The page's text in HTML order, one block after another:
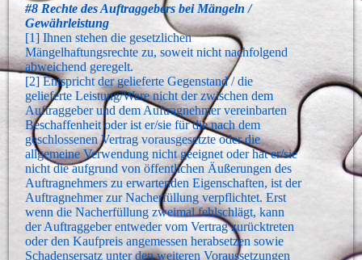
#8 Rechte des Auftraggebers bei Mängeln /
Gewährleistung
[1] Ihnen stehen die gesetzlichen
Mängelhaftungsrechte zu, soweit nicht nachfolgend
abweichend geregelt.
[2] Entspricht der gelieferte Gegenstand / die
gelieferte Leistung/Ware nicht der zwischen dem
Auftraggeber und dem Auftragnehmer vereinbarten
Beschaffenheit oder ist er/sie für die nach dem
geschlossenen Vertrag vorausgesetzte oder die
allgemeine Verwendung nicht geeignet oder hat er/sie
nicht die aufgrund von öffentlichen Äußerungen des
Auftragnehmers zu erwartenden Eigenschaften, ist der
Auftragnehmer zur Nacherfüllung verpflichtet. Erst
wenn die Nacherfüllung zweimal fehlschlägt, kann
der Auftraggeber entweder vom Vertrag zurücktreten
oder den Kaufpreis angemessen herabsetzen sowie
Schadensersatz unter den weiteren Voraussetzungen